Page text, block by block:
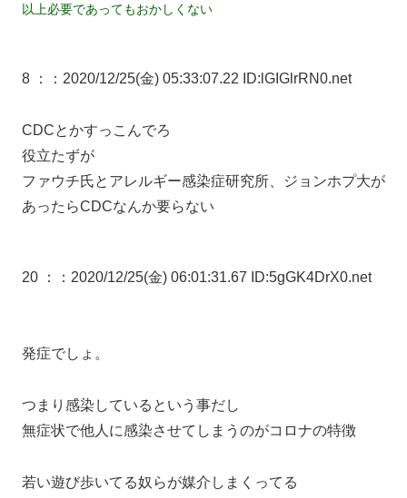
以上必要であってもおかしくない
8 ： ：2020/12/25(金) 05:33:07.22 ID:lGIGlrRN0.net
CDCとかすっこんでろ
役立たずが
ファウチ氏とアレルギー感染症研究所、ジョンホプ大が
あったらCDCなんか要らない
20 ： ：2020/12/25(金) 06:01:31.67 ID:5gGK4DrX0.net
発症でしょ。
つまり感染しているという事だし
無症状で他人に感染させてしまうのがコロナの特徴
若い遊び歩いてる奴らが媒介しまくってる